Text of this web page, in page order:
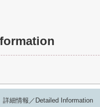
詳細情報／Detailed Information